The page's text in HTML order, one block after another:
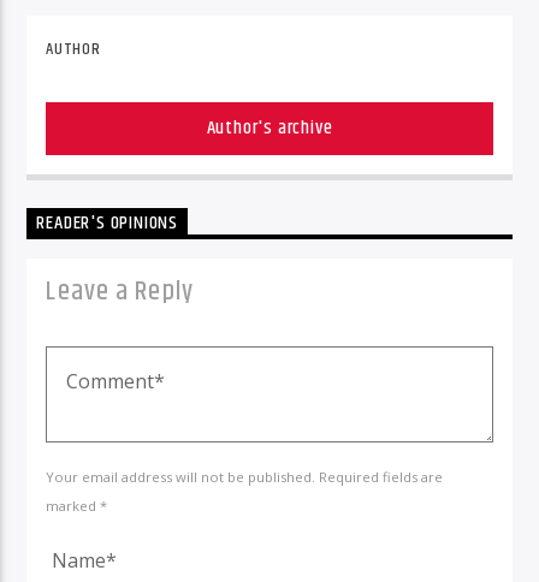
AUTHOR
Author's archive
READER'S OPINIONS
Leave a Reply
Your email address will not be published. Required fields are
marked *